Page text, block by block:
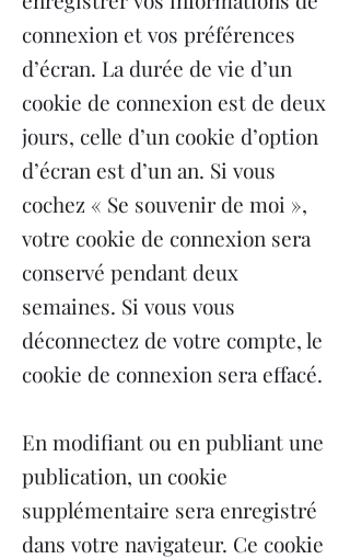
connexion et vos préférences
d’écran. La durée de vie d’un
cookie de connexion est de deux
jours, celle d’un cookie d’option
d’écran est d’un an. Si vous
cochez « Se souvenir de moi »,
votre cookie de connexion sera
conservé pendant deux
semaines. Si vous vous
déconnectez de votre compte, le
cookie de connexion sera effacé.
En modifiant ou en publiant une
publication, un cookie
supplémentaire sera enregistré
dans votre navigateur. Ce cookie